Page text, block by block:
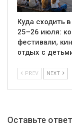
Куда сходить
25–26 июля:
фестивали,
отдых с
PREV NEXT
Оставьте ответ